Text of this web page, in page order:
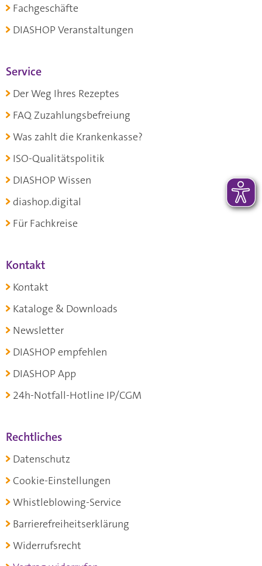
Fachgeschäfte
DIASHOP Veranstaltungen
Service
Der Weg Ihres Rezeptes
FAQ Zuzahlungsbefreiung
Was zahlt die Krankenkasse?
ISO-Qualitätspolitik
DIASHOP Wissen
diashop.digital
Für Fachkreise
Kontakt
Kontakt
Kataloge & Downloads
Newsletter
DIASHOP empfehlen
DIASHOP App
24h-Notfall-Hotline IP/CGM
Rechtliches
Datenschutz
Cookie-Einstellungen
Whistleblowing-Service
Barrierefreiheitserklärung
Widerrufsrecht